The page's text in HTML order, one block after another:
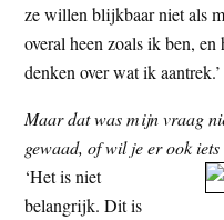
ze willen blijkbaar niet als
overal heen zoals ik ben, en
denken over wat ik aantrek.’
Maar dat was mijn vraag
gewaad, of wil je er ook
‘Het is niet
belangrijk. Dit is